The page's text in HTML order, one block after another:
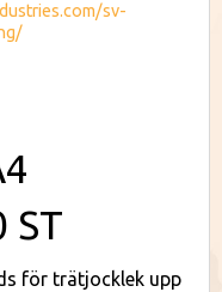
sv-
ST
för trätjocklek upp